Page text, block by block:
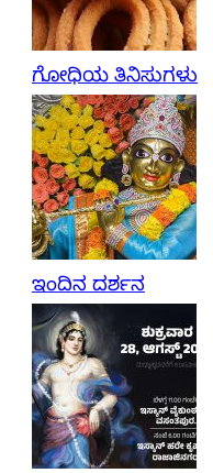
ಗೋಧಿಯ ತಿನಿಸುಗಳು
ಇಂದಿನ ದರ್ಶನ